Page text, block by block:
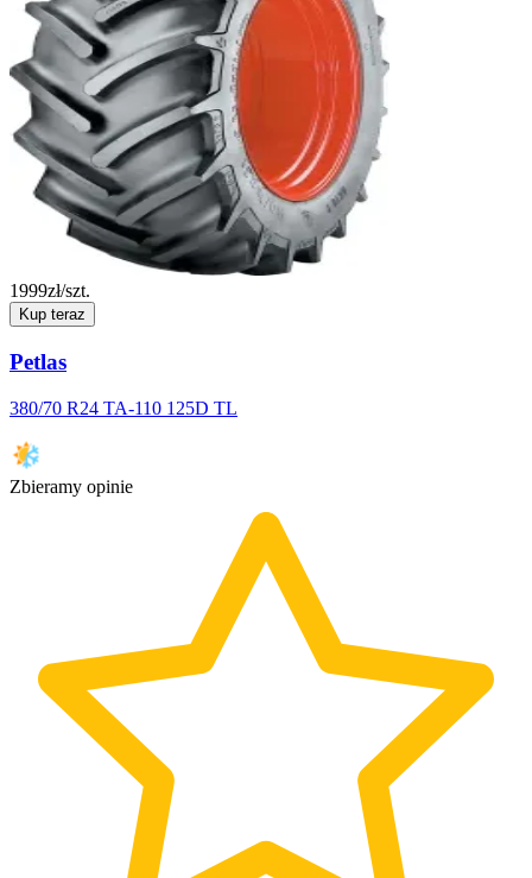
1999zł/szt.
Kup teraz
Petlas
380/70 R24 TA-110 125D TL
Zbieramy opinie